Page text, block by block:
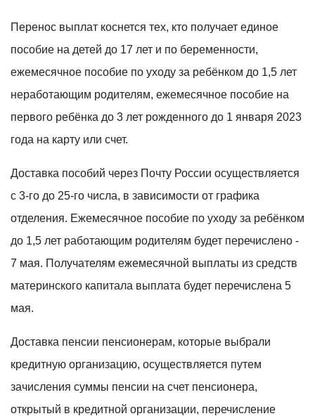
Перенос выплат коснется тех, кто получает единое
пособие на детей до 17 лет и по беременности,
ежемесячное пособие по уходу за ребёнком до 1,5 лет
неработающим родителям, ежемесячное пособие на
первого ребёнка до 3 лет рожденного до 1 января 2023
года на карту или счет.
Доставка пособий через Почту России осуществляется
с 3-го до 25-го числа, в зависимости от графика
отделения. Ежемесячное пособие по уходу за ребёнком
до 1,5 лет работающим родителям будет перечислено -
7 мая. Получателям ежемесячной выплаты из средств
материнского капитала выплата будет перечислена 5
мая.
Доставка пенсии пенсионерам, которые выбрали
кредитную организацию, осуществляется путем
зачисления суммы пенсии на счет пенсионера,
открытый в кредитной организации, перечисление